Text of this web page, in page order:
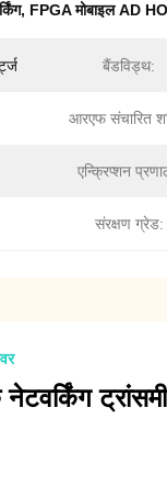
, FPGA मोबाइल AD
बैंडविड्थ:
आरएफ संचारित
एन्क्रिप्शन
संरक्षण ग्रेड: